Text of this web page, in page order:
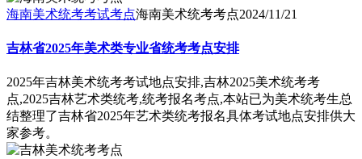
海南美术统考考试考点海南美术统考考点2024/11/21
吉林省2025年美术类专业省统考考点安排
2025年吉林美术统考考试地点安排,吉林2025美术统考考
点,2025吉林艺术类统考,统考报名考点,本站已为美术统考生总
结整理了吉林省2025年艺术类统考报名具体考试地点安排供大
家参考。